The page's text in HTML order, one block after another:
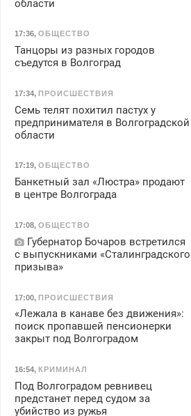
области
17:36, ОБЩЕСТВО
Танцоры из разных городов
съедутся в Волгоград
17:34, ПРОИСШЕСТВИЯ
Семь телят похитил пастух у
предпринимателя в Волгоградской
области
17:19, ОБЩЕСТВО
Банкетный зал «Люстра» продают
в центре Волгограда
17:08, ОБЩЕСТВО
Губернатор Бочаров встретился
с выпускниками «Сталинградского
призыва»
17:00, ПРОИСШЕСТВИЯ
«Лежала в канаве без движения»:
поиск пропавшей пенсионерки
закрыт под Волгоградом
16:54, КРИМИНАЛ
Под Волгоградом ревнивец
предстанет перед судом за
убийство из ружья